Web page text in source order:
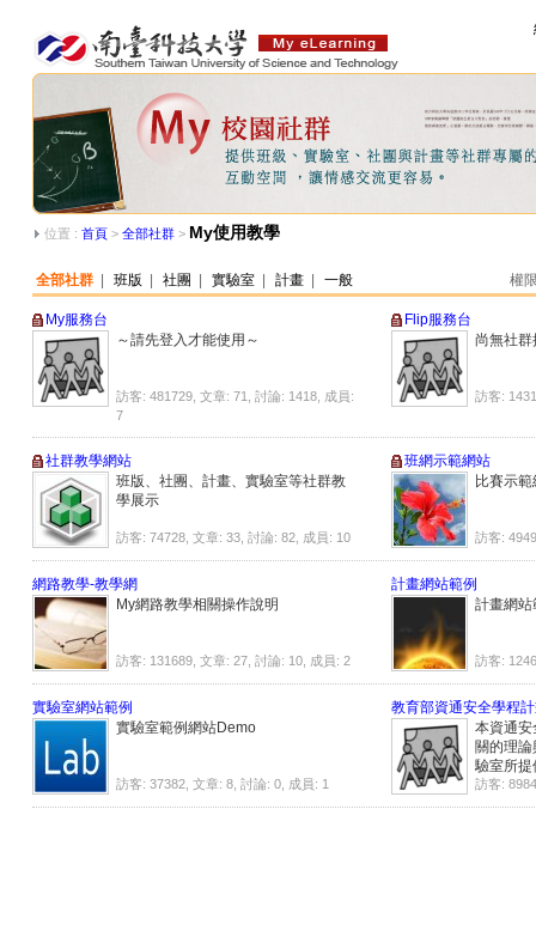
位置 : 首頁 > 全部社群 > My使用教學
全部社群 班版 社團 實驗室 計畫 一般 權
My服務台
～請先登入才能使用～
訪客: 481729, 文章: 71, 討論: 1418, 成員:
7
Flip服務台
尚無社群
訪客:
社群教學網站
班版、社團、計畫、實驗室等社群教
學展示
訪客: 74728, 文章: 33, 討論: 82, 成員: 10
班網示範網站
比賽示
訪客:
網路教學-教學網
My網路教學相關操作說明
訪客: 131689, 文章: 27, 討論: 10, 成員: 2
計畫網站範例
計畫網站
訪客:
實驗室網站範例
實驗室範例網站Demo
訪客: 37382, 文章: 8, 討論: 0, 成員: 1
教育部資通安全學程
本資通安
關的理
驗室所提
生開發快
能不同
訪客: